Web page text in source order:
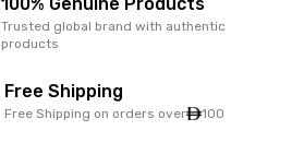
Trusted global brand with authentic
products
Free Shipping
Free Shipping on orders over 100